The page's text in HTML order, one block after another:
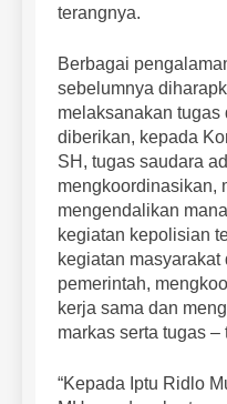
terangnya.
Berbagai
sebelumnya
melaksanakan
diberikan, kepada
SH, tugas saudara
mengkoordinasikan,
mengendalikan
kegiatan kepolisian
kegiatan masyarakat
pemerintah,
kerja sama dan
markas serta tugas –
“Kepada Iptu Ridlo